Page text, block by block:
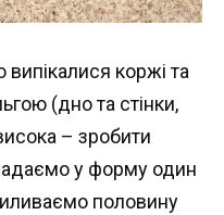
коржі та
(дно та стінки,
– зробити
у форму один
половину